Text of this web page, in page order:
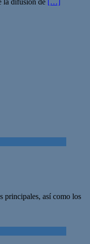
principales, así como los